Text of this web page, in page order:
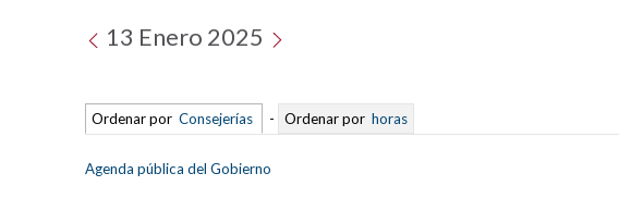
13 Enero 2025
Ordenar por Consejerías - Ordenar por horas
Agenda pública del Gobierno